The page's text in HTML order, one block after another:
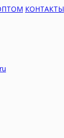
КОНТАКТЫ